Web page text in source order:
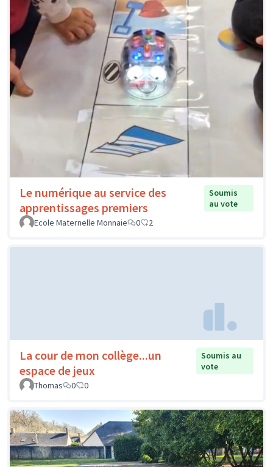
Le numérique au service des
apprentissages premiers
Soumis
au vote
Ecole Maternelle Monnaie
0 2
La cour de mon collège...un
espace de jeux
Soumis au
vote
Thomas
0 0